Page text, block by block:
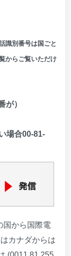
識別番号は国ごと
からご覧いただけ
が）
場合00-81-
国から国際電
カナダからは